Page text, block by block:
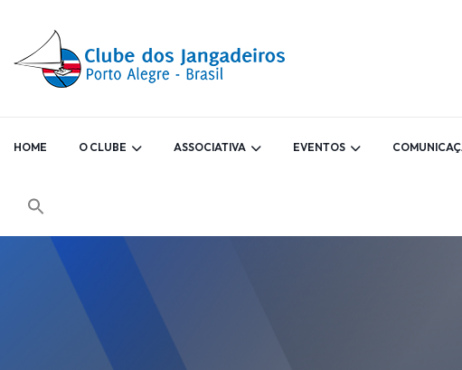
HOME O CLUBE ASSOCIATIVA EVENTOS